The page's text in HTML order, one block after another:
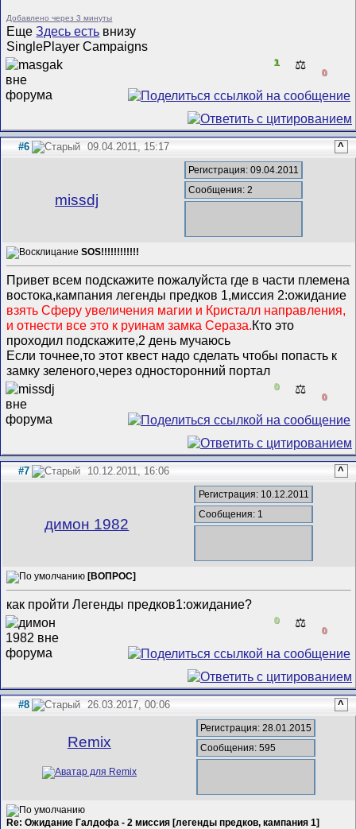
Добавлено через 3 минуты
ЕщеЗдесь есть внизу
SinglePlayer Campaigns
1 ⚖️
0
#6 09.04.2011, 15:17 ^
missdj
Регистрация: 09.04.2011
Сообщения: 2
SOS!!!!!!!!!!!!
Привет всем подскажите пожалуйста где в части племена
востока,кампания легенды предков 1,миссия 2:ожидание
взять Сферу увеличения магии и Кристалл направления,
и отнести все это к руинам замка Сераза.Кто это
проходил подскажите,2 день мучаюсь
Если точнее,то этот квест надо сделать чтобы попасть к
замку зеленого,через односторонний портал
0 ⚖️
0
#7 10.12.2011, 16:06 ^
димон 1982
Регистрация: 10.12.2011
Сообщения: 1
[ВОПРОС]
как пройти Легенды предков1:ожидание?
0 ⚖️
0
#8 26.03.2017, 00:06 ^
Remix
Регистрация: 28.01.2015
Сообщения: 595
Re: Ожидание Галдофа - 2 миссия [легенды предков, кампания 1]